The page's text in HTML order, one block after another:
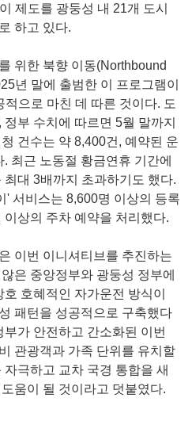
제도를 광둥성 내 21개 도시
하고 있다.
위한 북향 이동(Northbound
년 말에 출범한 이 프로그램이
으로 마친 데 따른 것이다. 도
부 수치에 따르면 5월 말까지
건수는 약 8,400건, 예약된 운
최근 노동절 황금연휴 기간에
대 3배까지 초과하기도 했다.
' 서비스는 8,600명 이상의 등록
상의 주차 예약을 처리했다.
이번 이니셔티브를 추진하는
은 중앙정부와 광둥성 정부에
호혜적인 자가운전 방식이
패턴을 성공적으로 구축했다
가 안전하고 간소화된 이번
관광객과 가족 단위를 유치할
극하고 교차 국경 통합을 새
움이 될 것이라고 덧붙였다.